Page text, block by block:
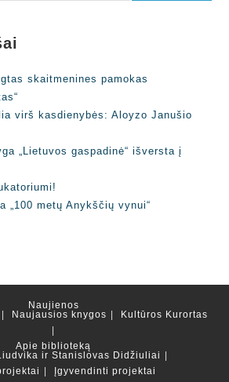
skaitmenines pamokas
virš kasdienybės: Aloyzo Janušio
„Lietuvos gaspadinė“ išversta į
„100 metų Anykščių vynui“
Naujienos
Naujausios knygos Kultūros Kurortas
Apie biblioteką
ir Stanislovas Didžiuliai
Įgyvendinti projektai